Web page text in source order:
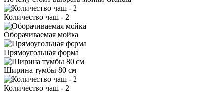
Количество чаш - 2
Оборачиваемая мойка
Прямоугольная форма
Ширина тумбы 80 см
Количество чаш - 2